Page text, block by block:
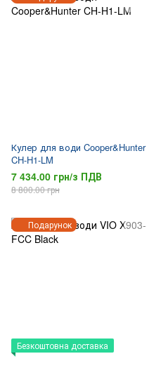
Кулер для води Cooper&Hunter
CH-H1-LM
7 434.00 грн/з ПДВ
8 800.00 грн
Подарунок
Безкоштовна доставка